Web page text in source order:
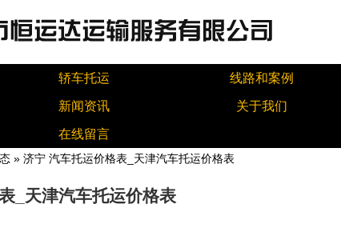
轿车托运 线路和案例
新闻资讯 关于我们
在线留言
» 济宁 汽车托运价格表_天津汽车托运价格表
_天津汽车托运价格表